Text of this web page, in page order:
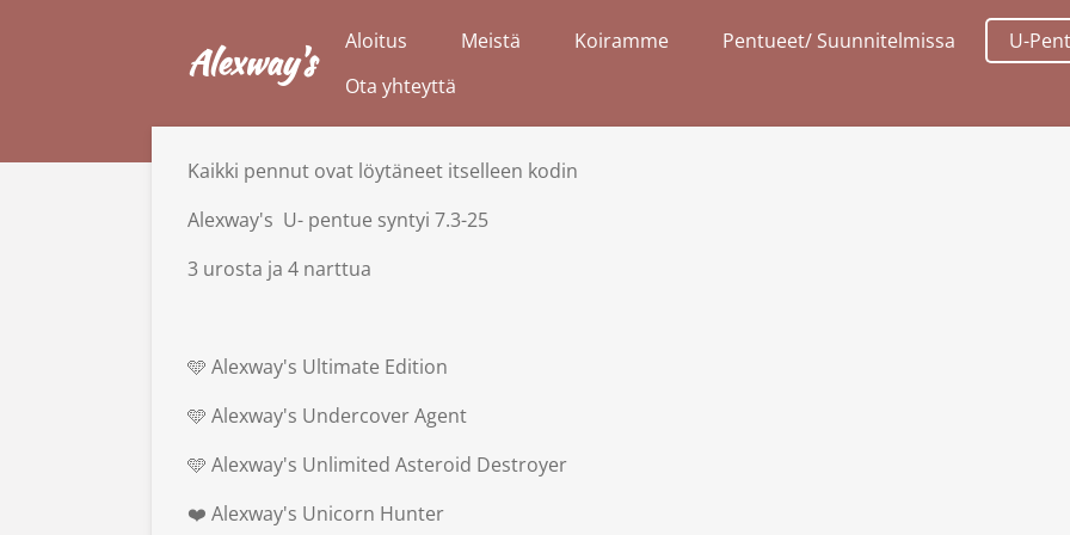
Alexway's Aloitus Meistä Koiramme Pentueet/ Suunnitelmissa U-
Ota yhteyttä
Kaikki pennut ovat löytäneet itselleen kodin
Alexway's U- pentue syntyi 7.3-25
3 urosta ja 4 narttua
🩵 Alexway's Ultimate Edition
🩵 Alexway's Undercover Agent
🩵 Alexway's Unlimited Asteroid Destroyer
❤️ Alexway's Unicorn Hunter